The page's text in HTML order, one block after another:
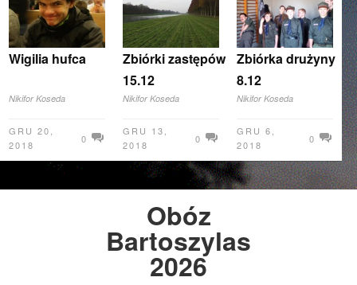
Wigilia hufca
Nikifor Koseda
GRU 20,
2018
0
Zbiórki zastępów
15.12
Nikifor Koseda
GRU 13,
2018
0
Zbiórka drużyny
8.12
Nikifor Koseda
GRU 6,
2018
0
Obóz
Bartoszylas
2026